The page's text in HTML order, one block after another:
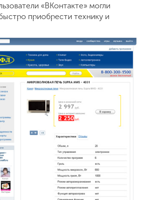
«ВКонтакте» могли
приобрести технику и